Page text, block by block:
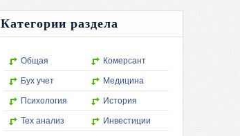
Категории раздела
Общая Комерсант
Бух учет Медицина
Психология История
Тех анализ Инвестиции